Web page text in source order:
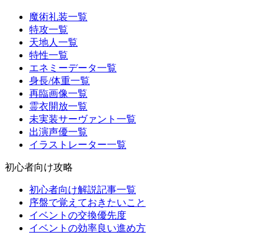
魔術礼装一覧
特攻一覧
天地人一覧
特性一覧
エネミーデータ一覧
身長/体重一覧
再臨画像一覧
霊衣開放一覧
未実装サーヴァント一覧
出演声優一覧
イラストレーター一覧
初心者向け攻略
初心者向け解説記事一覧
序盤で覚えておきたいこと
イベントの交換優先度
イベントの効率良い進め方